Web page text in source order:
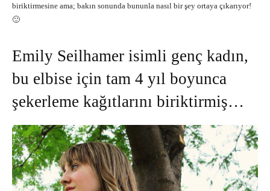
biriktirmesine ama; bakın sonunda bununla nasıl bir şey ortaya çıkarıyor!
🙂
Emily Seilhamer isimli genç kadın,
bu elbise için tam 4 yıl boyunca
şekerleme kağıtlarını biriktirmiş…